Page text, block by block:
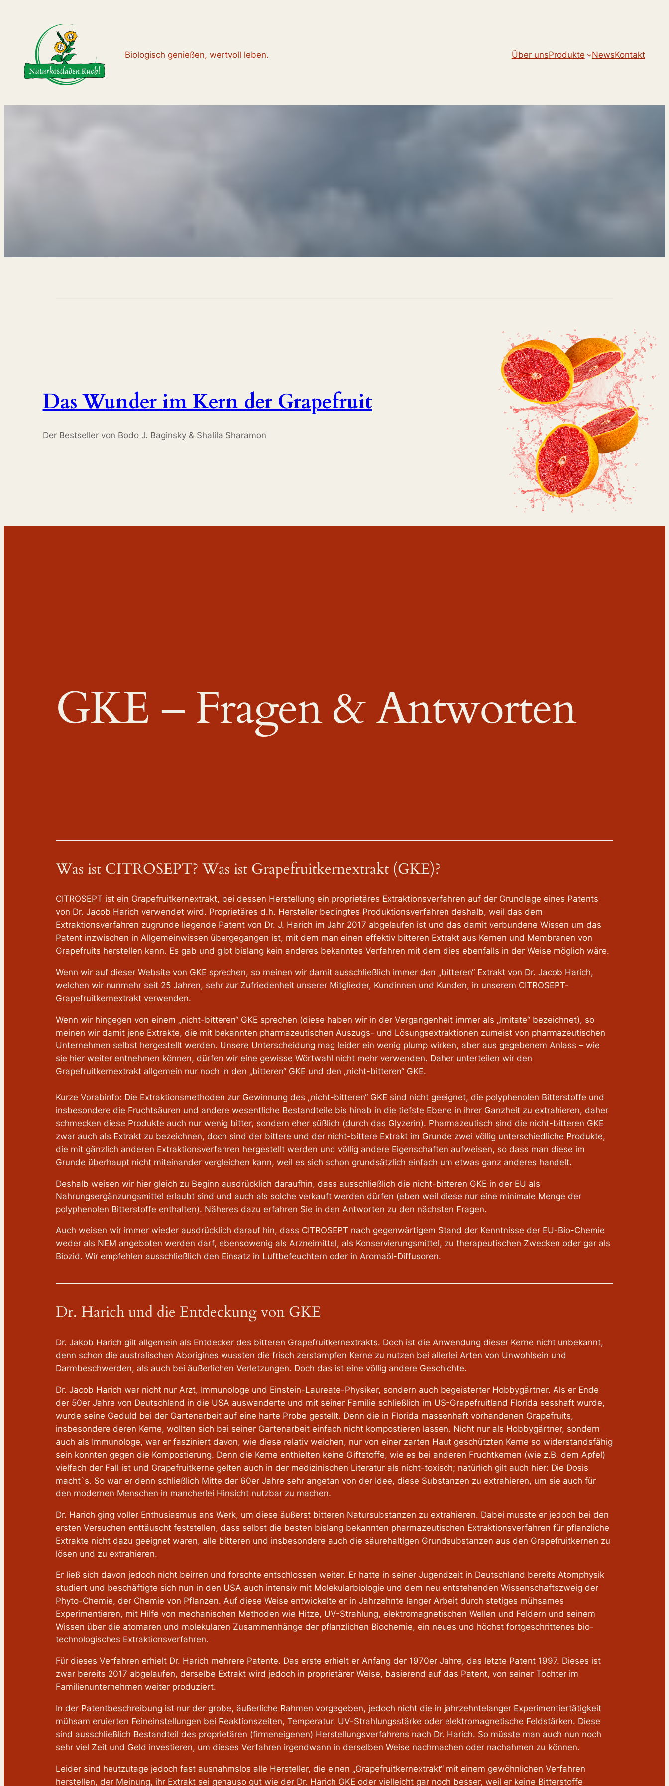
Biologisch genießen, wertvoll leben.
Über unsProdukte NewsKontakt
Das Wunder im Kern der Grapefruit
Der Bestseller von Bodo J. Baginsky & Shalila Sharamon
GKE – Fragen & Antworten
Was ist CITROSEPT? Was ist Grapefruitkernextrakt (GKE)?
CITROSEPT ist ein Grapefruitkernextrakt, bei dessen Herstellung ein proprietäres Extraktionsverfahren auf der Grundlage eines Patents
von Dr. Jacob Harich verwendet wird. Proprietäres d.h. Hersteller bedingtes Produktionsverfahren deshalb, weil das dem
Extraktionsverfahren zugrunde liegende Patent von Dr. J. Harich im Jahr 2017 abgelaufen ist und das damit verbundene Wissen um das
Patent inzwischen in Allgemeinwissen übergegangen ist, mit dem man einen effektiv bitteren Extrakt aus Kernen und Membranen von
Grapefruits herstellen kann. Es gab und gibt bislang kein anderes bekanntes Verfahren mit dem dies ebenfalls in der Weise möglich wäre.
Wenn wir auf dieser Website von GKE sprechen, so meinen wir damit ausschließlich immer den „bitteren“ Extrakt von Dr. Jacob Harich,
welchen wir nunmehr seit 25 Jahren, sehr zur Zufriedenheit unserer Mitglieder, Kundinnen und Kunden, in unserem CITROSEPT-
Grapefruitkernextrakt verwenden.
Wenn wir hingegen von einem „nicht-bitteren“ GKE sprechen (diese haben wir in der Vergangenheit immer als „Imitate“ bezeichnet), so
meinen wir damit jene Extrakte, die mit bekannten pharmazeutischen Auszugs- und Lösungsextraktionen zumeist von pharmazeutischen
Unternehmen selbst hergestellt werden. Unsere Unterscheidung mag leider ein wenig plump wirken, aber aus gegebenem Anlass – wie
sie hier weiter entnehmen können, dürfen wir eine gewisse Wörtwahl nicht mehr verwenden. Daher unterteilen wir den
Grapefruitkernextrakt allgemein nur noch in den „bitteren“ GKE und den „nicht-bitteren“ GKE.
Kurze Vorabinfo: Die Extraktionsmethoden zur Gewinnung des „nicht-bitteren“ GKE sind nicht geeignet, die polyphenolen Bitterstoffe und
insbesondere die Fruchtsäuren und andere wesentliche Bestandteile bis hinab in die tiefste Ebene in ihrer Ganzheit zu extrahieren, daher
schmecken diese Produkte auch nur wenig bitter, sondern eher süßlich (durch das Glyzerin). Pharmazeutisch sind die nicht-bitteren GKE
zwar auch als Extrakt zu bezeichnen, doch sind der bittere und der nicht-bittere Extrakt im Grunde zwei völlig unterschiedliche Produkte,
die mit gänzlich anderen Extraktionsverfahren hergestellt werden und völlig andere Eigenschaften aufweisen, so dass man diese im
Grunde überhaupt nicht miteinander vergleichen kann, weil es sich schon grundsätzlich einfach um etwas ganz anderes handelt.
Deshalb weisen wir hier gleich zu Beginn ausdrücklich daraufhin, dass ausschließlich die nicht-bitteren GKE in der EU als
Nahrungsergänzungsmittel erlaubt sind und auch als solche verkauft werden dürfen (eben weil diese nur eine minimale Menge der
polyphenolen Bitterstoffe enthalten). Näheres dazu erfahren Sie in den Antworten zu den nächsten Fragen.
Auch weisen wir immer wieder ausdrücklich darauf hin, dass CITROSEPT nach gegenwärtigem Stand der Kenntnisse der EU-Bio-Chemie
weder als NEM angeboten werden darf, ebensowenig als Arzneimittel, als Konservierungsmittel, zu therapeutischen Zwecken oder gar als
Biozid. Wir empfehlen ausschließlich den Einsatz in Luftbefeuchtern oder in Aromaöl-Diffusoren.
Dr. Harich und die Entdeckung von GKE
Dr. Jakob Harich gilt allgemein als Entdecker des bitteren Grapefruitkernextrakts. Doch ist die Anwendung dieser Kerne nicht unbekannt,
denn schon die australischen Aborigines wussten die frisch zerstampfen Kerne zu nutzen bei allerlei Arten von Unwohlsein und
Darmbeschwerden, als auch bei äußerlichen Verletzungen. Doch das ist eine völlig andere Geschichte.
Dr. Jacob Harich war nicht nur Arzt, Immunologe und Einstein-Laureate-Physiker, sondern auch begeisterter Hobbygärtner. Als er Ende
der 50er Jahre von Deutschland in die USA auswanderte und mit seiner Familie schließlich im US-Grapefruitland Florida sesshaft wurde,
wurde seine Geduld bei der Gartenarbeit auf eine harte Probe gestellt. Denn die in Florida massenhaft vorhandenen Grapefruits,
insbesondere deren Kerne, wollten sich bei seiner Gartenarbeit einfach nicht kompostieren lassen. Nicht nur als Hobbygärtner, sondern
auch als Immunologe, war er fasziniert davon, wie diese relativ weichen, nur von einer zarten Haut geschützten Kerne so widerstandsfähig
sein konnten gegen die Kompostierung. Denn die Kerne enthielten keine Giftstoffe, wie es bei anderen Fruchtkernen (wie z.B. dem Apfel)
vielfach der Fall ist und Grapefruitkerne gelten auch in der medizinischen Literatur als nicht-toxisch; natürlich gilt auch hier: Die Dosis
macht`s. So war er denn schließlich Mitte der 60er Jahre sehr angetan von der Idee, diese Substanzen zu extrahieren, um sie auch für
den modernen Menschen in mancherlei Hinsicht nutzbar zu machen.
Dr. Harich ging voller Enthusiasmus ans Werk, um diese äußerst bitteren Natursubstanzen zu extrahieren. Dabei musste er jedoch bei den
ersten Versuchen enttäuscht feststellen, dass selbst die besten bislang bekannten pharmazeutischen Extraktionsverfahren für pflanzliche
Extrakte nicht dazu geeignet waren, alle bitteren und insbesondere auch die säurehaltigen Grundsubstanzen aus den Grapefruitkernen zu
lösen und zu extrahieren.
Er ließ sich davon jedoch nicht beirren und forschte entschlossen weiter. Er hatte in seiner Jugendzeit in Deutschland bereits Atomphysik
studiert und beschäftigte sich nun in den USA auch intensiv mit Molekularbiologie und dem neu entstehenden Wissenschaftszweig der
Phyto-Chemie, der Chemie von Pflanzen. Auf diese Weise entwickelte er in Jahrzehnte langer Arbeit durch stetiges mühsames
Experimentieren, mit Hilfe von mechanischen Methoden wie Hitze, UV-Strahlung, elektromagnetischen Wellen und Feldern und seinem
Wissen über die atomaren und molekularen Zusammenhänge der pflanzlichen Biochemie, ein neues und höchst fortgeschrittenes bio-
technologisches Extraktionsverfahren.
Für dieses Verfahren erhielt Dr. Harich mehrere Patente. Das erste erhielt er Anfang der 1970er Jahre, das letzte Patent 1997. Dieses ist
zwar bereits 2017 abgelaufen, derselbe Extrakt wird jedoch in proprietärer Weise, basierend auf das Patent, von seiner Tochter im
Familienunternehmen weiter produziert.
In der Patentbeschreibung ist nur der grobe, äußerliche Rahmen vorgegeben, jedoch nicht die in jahrzehntelanger Experimentiertätigkeit
mühsam eruierten Feineinstellungen bei Reaktionszeiten, Temperatur, UV-Strahlungsstärke oder elektromagnetische Feldstärken. Diese
sind ausschließlich Bestandteil des proprietären (firmeneigenen) Herstellungsverfahrens nach Dr. Harich. So müsste man auch nun noch
sehr viel Zeit und Geld investieren, um dieses Verfahren irgendwann in derselben Weise nachmachen oder nachahmen zu können.
Leider sind heutzutage jedoch fast ausnahmslos alle Hersteller, die einen „Grapefruitkernextrakt“ mit einem gewöhnlichen Verfahren
herstellen, der Meinung, ihr Extrakt sei genauso gut wie der Dr. Harich GKE oder vielleicht gar noch besser, weil er keine Bitterstoffe